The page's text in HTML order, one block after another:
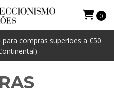
para compras superioes a €50
0